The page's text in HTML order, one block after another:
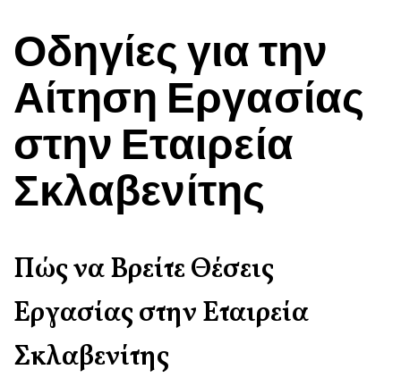
Οδηγίες για την
Αίτηση Εργασίας
στην Εταιρεία
Σκλαβενίτης
Πώς να Βρείτε Θέσεις
Εργασίας στην Εταιρεία
Σκλαβενίτης